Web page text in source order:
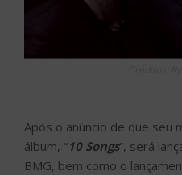
Após o anúncio de que seu
álbum, “10 Songs“, será
BMG, bem como o